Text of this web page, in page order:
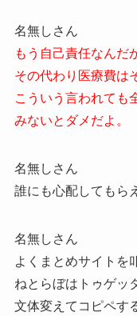
名無しさん
もう自己責任なんだ
その代わり医療費は
こういう言われても
みないとダメだよ。
名無しさん
誰にも心配してもら
名無しさん
よくまとめサイトを
ねとらぼはトゥゲッ
文体変えてコピペす